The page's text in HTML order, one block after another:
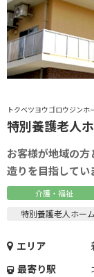
トクベツヨウゴロウジンホ
特別養護老人
お客様が地域の
造りを目指してい
介護・福祉
特別養護老人ホーム
エリア
最寄り駅